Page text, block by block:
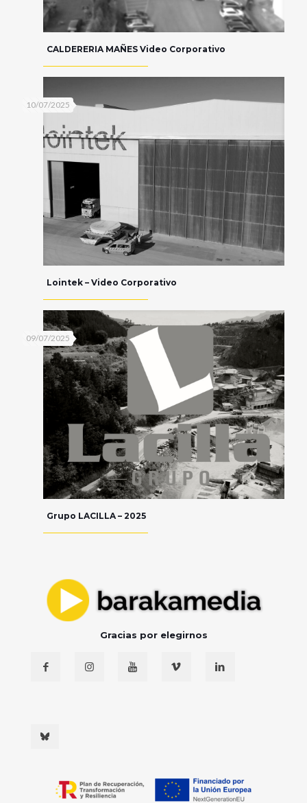
CALDERERIA MAÑES Video Corporativo
10/07/2025
Lointek – Video Corporativo
09/07/2025
Grupo LACILLA – 2025
Gracias por elegirnos